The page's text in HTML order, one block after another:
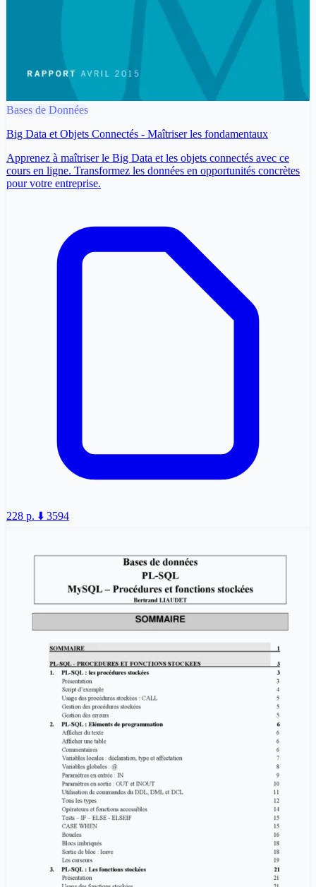
Bases de Données
Big Data et Objets Connectés - Maîtriser les fondamentaux
Apprenez à maîtriser le Big Data et les objets connectés avec ce
cours en ligne. Transformez les données en opportunités concrètes
pour votre entreprise.
228 p. ⬇️ 3594